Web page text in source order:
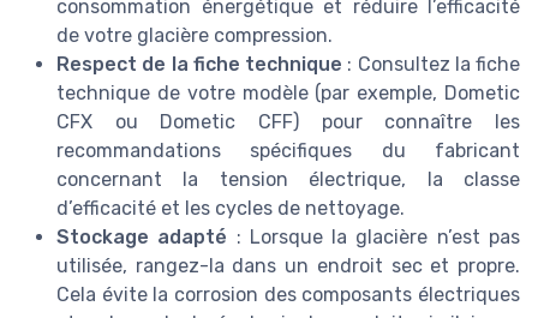
consommation énergétique et réduire l’efficacité
de votre glacière compression.
Respect de la fiche technique : Consultez la fiche
technique de votre modèle (par exemple, Dometic
CFX ou Dometic CFF) pour connaître les
recommandations spécifiques du fabricant
concernant la tension électrique, la classe
d’efficacité et les cycles de nettoyage.
Stockage adapté : Lorsque la glacière n’est pas
utilisée, rangez-la dans un endroit sec et propre.
Cela évite la corrosion des composants électriques